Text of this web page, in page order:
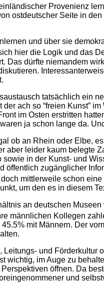
Provenienz
ostdeutscher Seite in
und über sie
hier die Logik und das
Das dürfte niemandem
tatsächlich ein
ach so “freien Kunst”
im Osten erstritten
ja schon lange da.
ob an Rhein oder Elbe,
aber leider kaum belegte
in der Kunst- und
öffentlich zugänglicher
mittlerweile schon
um den es in diesem
an deutschen
männlichen Kollegen
mit Männern. Der
und Förderkultur
wichtig, im Auge zu
öffnen. Da
und